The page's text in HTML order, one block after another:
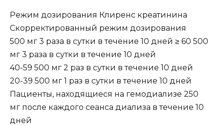
Режим дозирования Клиренс креатинина
Скорректированный режим дозирования
500 мг 3 раза в сутки в течение 10 дней ≥ 60 500
мг 3 раза в сутки в течение 10 дней
40-59 500 мг 2 раз в сутки в течение 10 дней
20-39 500 мг 1 раз в сутки в течение 10 дней
Пациенты, находящиеся на гемодиализе 250
мг после каждого сеанса диализа в течение 10
дней